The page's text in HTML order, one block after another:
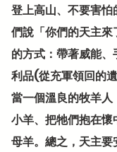
登上高山、不要害
們說「你們的天主
的方式：帶著威能
利品(從充軍領回的
當一個溫良的牧羊
小羊、把牠們抱在
母羊。總之，天主